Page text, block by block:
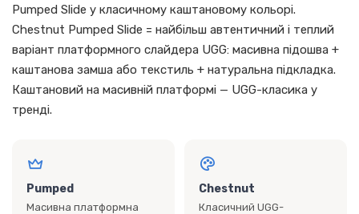
Pumped Slide у класичному каштановому кольорі.
Chestnut Pumped Slide = найбільш автентичний і теплий
варіант платформного слайдера UGG: масивна підошва +
каштанова замша або текстиль + натуральна підкладка.
Каштановий на масивній платформі — UGG-класика у
тренді.
Pumped
Масивна платформна
Chestnut
Класичний UGG-